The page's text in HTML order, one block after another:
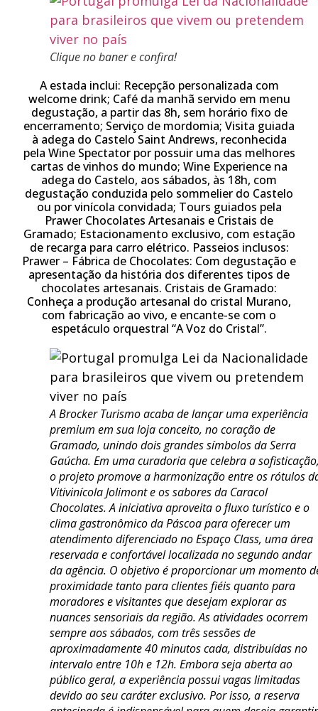
Clique no baner e confira!
A estada inclui: Recepção personalizada com
welcome drink; Café da manhã servido em menu
degustação, a partir das 8h, sem horário fixo de
encerramento; Serviço de mordomia; Visita guiada
à adega do Castelo Saint Andrews, reconhecida
pela Wine Spectator por possuir uma das melhores
cartas de vinhos do mundo; Wine Experience na
adega do Castelo, aos sábados, às 18h, com
degustação conduzida pelo sommelier do Castelo
ou por vinícola convidada; Tours guiados pela
Prawer Chocolates Artesanais e Cristais de
Gramado; Estacionamento exclusivo, com estação
de recarga para carro elétrico. Passeios inclusos:
Prawer – Fábrica de Chocolates: Com degustação e
apresentação da história dos diferentes tipos de
chocolates artesanais. Cristais de Gramado:
Conheça a produção artesanal do cristal Murano,
com fabricação ao vivo, e encante-se com o
espetáculo orquestral “A Voz do Cristal”.
A Brocker Turismo acaba de lançar uma experiência
premium em sua loja conceito, no coração de
Gramado, unindo dois grandes símbolos da Serra
Gaúcha. Em uma curadoria que celebra a
o projeto promove a harmonização entre os rótulos
Vitivinícola Jolimont e os sabores da Caracol
Chocolates. A iniciativa aproveita o fluxo turístico e o
clima gastronômico da Páscoa para oferecer um
atendimento diferenciado no Espaço Class, uma área
reservada e confortável localizada no segundo andar
da agência. O objetivo é proporcionar um momento
proximidade tanto para clientes fiéis quanto para
moradores e visitantes que desejam explorar as
nuances sensoriais da região. As atividades ocorrem
sempre aos sábados, com três sessões de
aproximadamente 40 minutos cada, distribuídas no
intervalo entre 10h e 12h. Embora seja aberta ao
público geral, a experiência possui vagas limitadas
devido ao seu caráter exclusivo. Por isso, a reserva